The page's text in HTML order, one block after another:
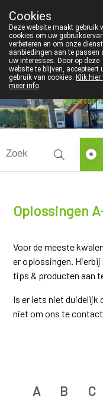
Vandaag open tot
Oplossingen
Voor de meeste
er oplossingen.
tips & producten aan
Is er iets niet duidelijk
niet om ons te
A B C
Cookies
Deze website maakt gebruik
cookies om uw
verbeteren en om onze
aanbiedingen aan te passen
uw interesses. Door op deze
website te blijven, accepteert
gebruik van cookies. Klik hier
meer info.